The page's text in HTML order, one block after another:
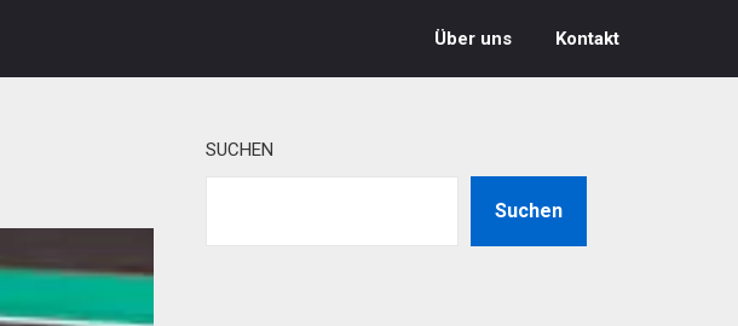
Über uns Kontakt
SUCHEN
Suchen